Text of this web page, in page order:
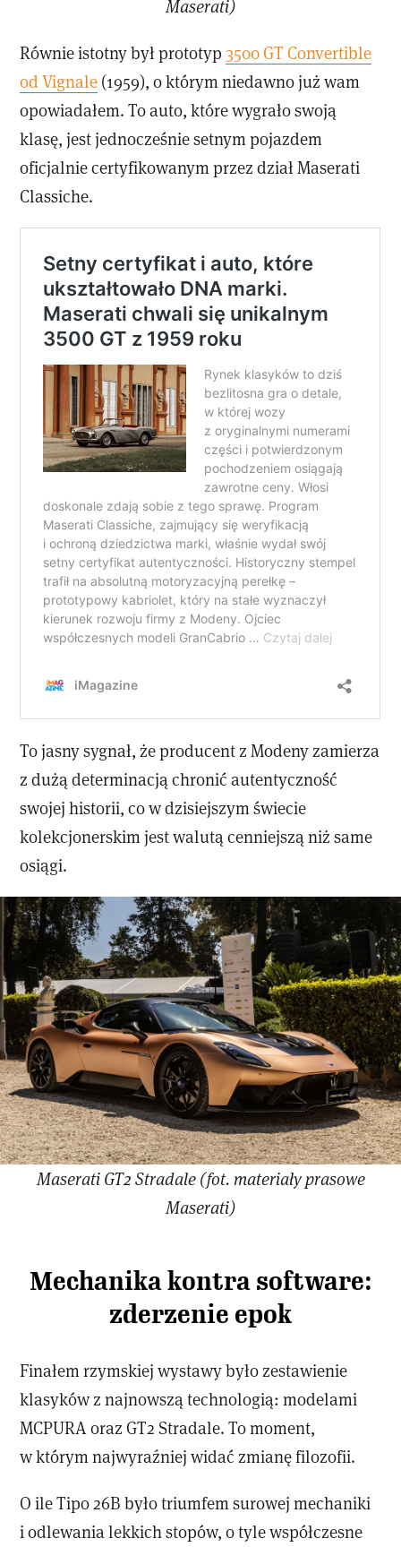
Maserati)
Równie istotny był prototyp3500 GT Convertible
od Vignale (1959), o którym niedawno już wam
opowiadałem. To auto, które wygrało swoją
klasę, jest jednocześnie setnym pojazdem
oficjalnie certyfikowanym przez dział Maserati
Classiche.
To jasny sygnał, że producent z Modeny zamierza
z dużą determinacją chronić autentyczność
swojej historii, co w dzisiejszym świecie
kolekcjonerskim jest walutą cenniejszą niż same
osiągi.
Maserati GT2 Stradale (fot. materiały prasowe
Maserati)
Mechanika kontra software:
zderzenie epok
Finałem rzymskiej wystawy było zestawienie
klasyków z najnowszą technologią: modelami
MCPURA oraz GT2 Stradale. To moment,
w którym najwyraźniej widać zmianę filozofii.
O ile Tipo 26B było triumfem surowej mechaniki
i odlewania lekkich stopów, o tyle współczesne